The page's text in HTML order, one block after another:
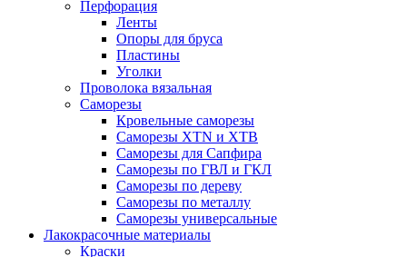
Перфорация
Ленты
Опоры для бруса
Пластины
Уголки
Проволока вязальная
Саморезы
Кровельные саморезы
Саморезы XTN и ХTB
Саморезы для Сапфира
Саморезы по ГВЛ и ГКЛ
Саморезы по дереву
Саморезы по металлу
Саморезы универсальные
Лакокрасочные материалы
Краски